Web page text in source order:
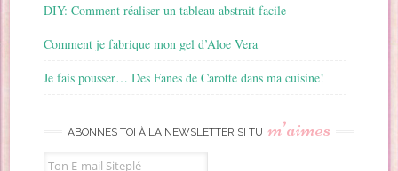
DIY: Comment réaliser un tableau abstrait facile
Comment je fabrique mon gel d’Aloe Vera
Je fais pousser… Des Fanes de Carotte dans ma cuisine!
ABONNES TOI À LA NEWSLETTER SI TU m’aimes